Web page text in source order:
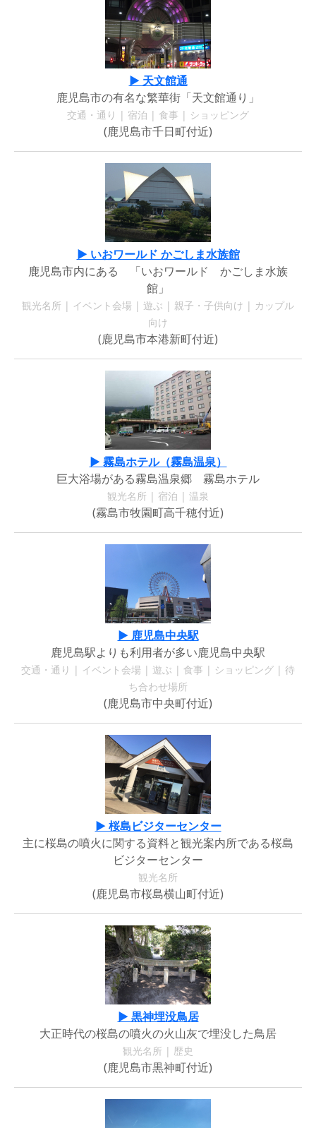
▶ 天文館通
鹿児島市の有名な繁華街「天文館通り」
交通・通り | 宿泊 | 食事 | ショッピング
(鹿児島市千日町付近)
▶ いおワールド かごしま水族館
鹿児島市内にある 「いおワールド かごしま水族
館」
観光名所 | イベント会場 | 遊ぶ | 親子・子供向け | カップル
向け
(鹿児島市本港新町付近)
▶ 霧島ホテル（霧島温泉）
巨大浴場がある霧島温泉郷 霧島ホテル
観光名所 | 宿泊 | 温泉
(霧島市牧園町高千穂付近)
▶ 鹿児島中央駅
鹿児島駅よりも利用者が多い鹿児島中央駅
交通・通り | イベント会場 | 遊ぶ | 食事 | ショッピング | 待
ち合わせ場所
(鹿児島市中央町付近)
▶ 桜島ビジターセンター
主に桜島の噴火に関する資料と観光案内所である桜島
ビジターセンター
観光名所
(鹿児島市桜島横山町付近)
▶ 黒神埋没鳥居
大正時代の桜島の噴火の火山灰で埋没した鳥居
観光名所 | 歴史
(鹿児島市黒神町付近)